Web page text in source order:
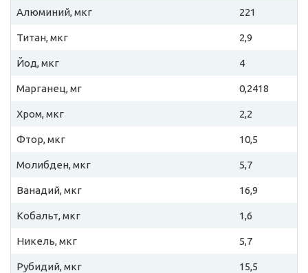
Алюминий, мкг 221
Титан, мкг 2,9
Йод, мкг 4
Марганец, мг 0,2418
Хром, мкг 2,2
Фтор, мкг 10,5
Молибден, мкг 5,7
Ванадий, мкг 16,9
Кобальт, мкг 1,6
Никель, мкг 5,7
Рубидий, мкг 15,5